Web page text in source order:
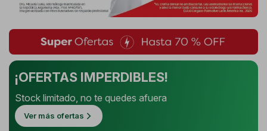
¡OFERTAS IMPERDIBLES!
Stock limitado, no te quedes afuera
Ver más ofertas